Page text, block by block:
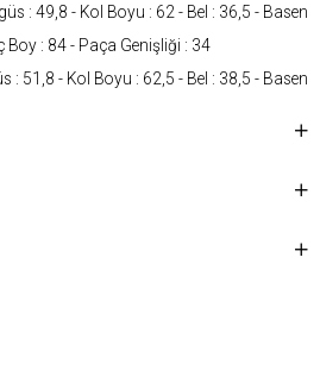
: 49,8 - Kol Boyu : 62 - Bel : 36,5 - Basen
Boy : 84 - Paça Genişliği : 34
: 51,8 - Kol Boyu : 62,5 - Bel : 38,5 - Basen
: 53,8 - Kol Boyu : 63 - Bel : 40,5 - Basen
: 84 - Paça Genişliği : 35